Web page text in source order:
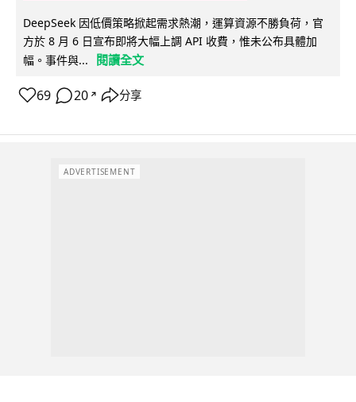
DeepSeek 因低價策略掀起需求熱潮，運算資源不勝負荷，官
方於 8 月 6 日宣布即將大幅上調 API 收費，惟未公布具體加
幅。事件與...
閱讀全文
69 20 ↗ 分享
ADVERTISEMENT